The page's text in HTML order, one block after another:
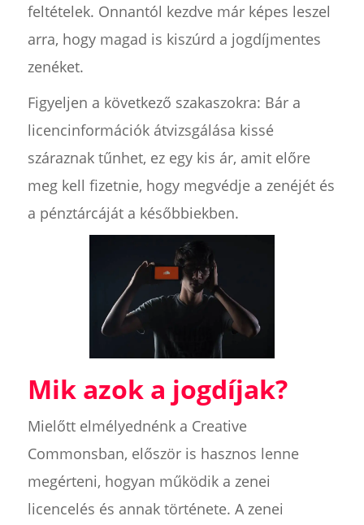
feltételek. Onnantól kezdve már képes leszel
arra, hogy magad is kiszúrd a jogdíjmentes
zenéket.
Figyeljen a következő szakaszokra: Bár a
licencinformációk átvizsgálása kissé
száraznak tűnhet, ez egy kis ár, amit előre
meg kell fizetnie, hogy megvédje a zenéjét és
a pénztárcáját a későbbiekben.
Mik azok a jogdíjak?
Mielőtt elmélyednénk a Creative
Commonsban, először is hasznos lenne
megérteni, hogyan működik a zenei
licencelés és annak története. A zenei